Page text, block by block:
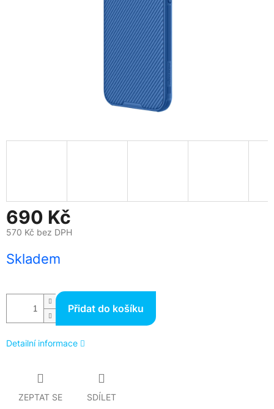
690 Kč
570 Kč bez DPH
cena:
Skladem
Přidat do košíku
Detailní informace
ZEPTAT SE SDÍLET